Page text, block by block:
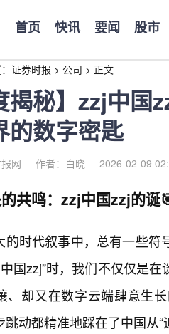
首页 快讯 要闻 股市
证券时报 > 公司 > 正文
揭秘】zzj中
的数字密匙
网 作者：白晓 2026-02-09
共鸣：zzj中国zzj的诞
的时代叙事中，总有一些符
国zzj”时，我们不仅仅是
、却又在数字云端肆意生
跳动都精准地踩在了中国从“